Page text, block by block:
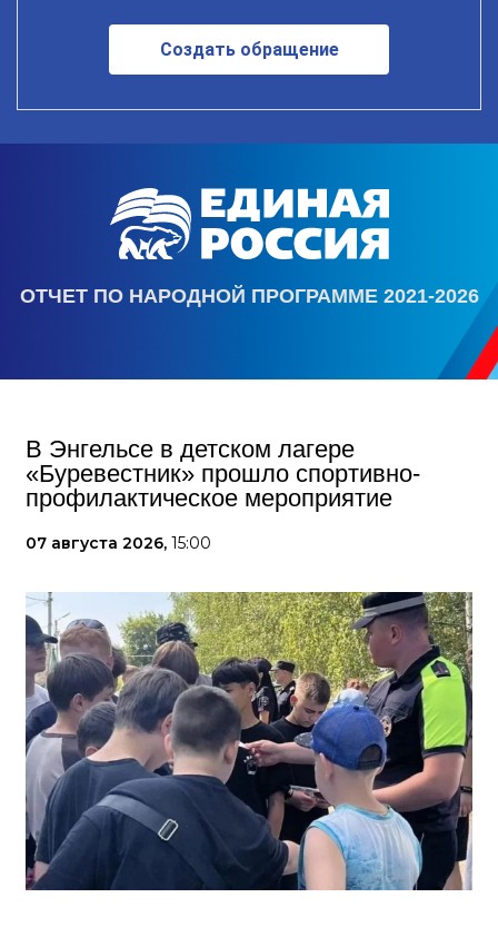
Создать обращение
ОТЧЕТ ПО НАРОДНОЙ ПРОГРАММЕ 2021-2026
В Энгельсе в детском лагере
«Буревестник» прошло спортивно-
профилактическое мероприятие
07 августа 2026, 15:00